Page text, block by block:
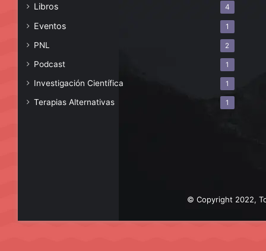
Libros 4
Eventos 1
PNL 2
Podcast 1
Investigación Científica 1
Terapias Alternativas 1
© Copyright 2022,